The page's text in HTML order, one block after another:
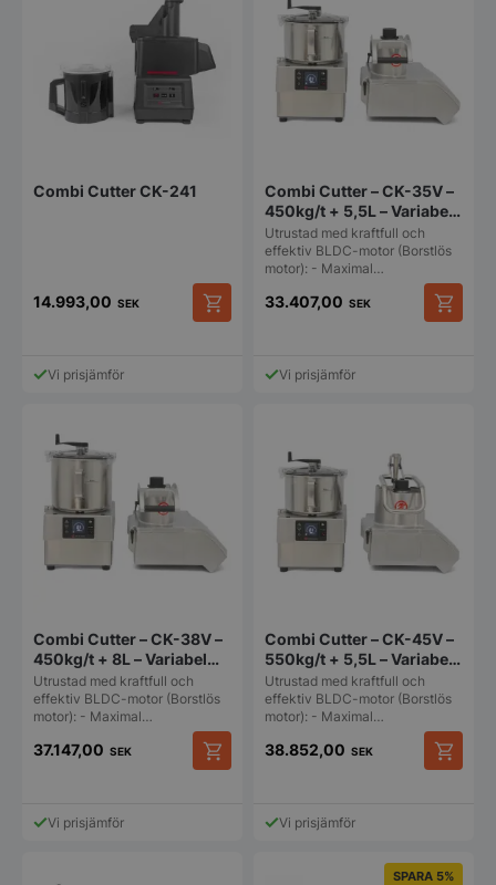
Combi Cutter CK-241
14.993,00 SEK
Vi prisjämför
Combi Cutter – CK-35V –
450kg/t + 5,5L – Variabel
hastighet – Sammic
Utrustad med kraftfull och
effektiv BLDC-motor (Borstlös
motor): - Maximal…
33.407,00 SEK
Vi prisjämför
Combi Cutter – CK-38V –
450kg/t + 8L – Variabel
hastighet – Sammic
Utrustad med kraftfull och
effektiv BLDC-motor (Borstlös
motor): - Maximal…
37.147,00 SEK
Vi prisjämför
Combi Cutter – CK-45V –
550kg/t + 5,5L – Variabel
hastighet – Sammic
Utrustad med kraftfull och
effektiv BLDC-motor (Borstlös
motor): - Maximal…
38.852,00 SEK
Vi prisjämför
SPARA 5%